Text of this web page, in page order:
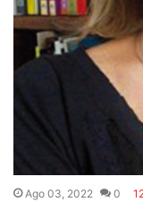
Ago 03, 2022 0